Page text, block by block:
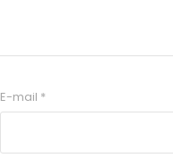
E-mail *